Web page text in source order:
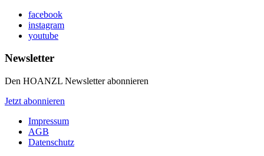
facebook
instagram
youtube
Newsletter
Den HOANZL Newsletter abonnieren
Jetzt abonnieren
Impressum
AGB
Datenschutz